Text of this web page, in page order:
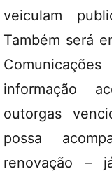
veiculam
Também será
informação
outorgas
possa
renovação –